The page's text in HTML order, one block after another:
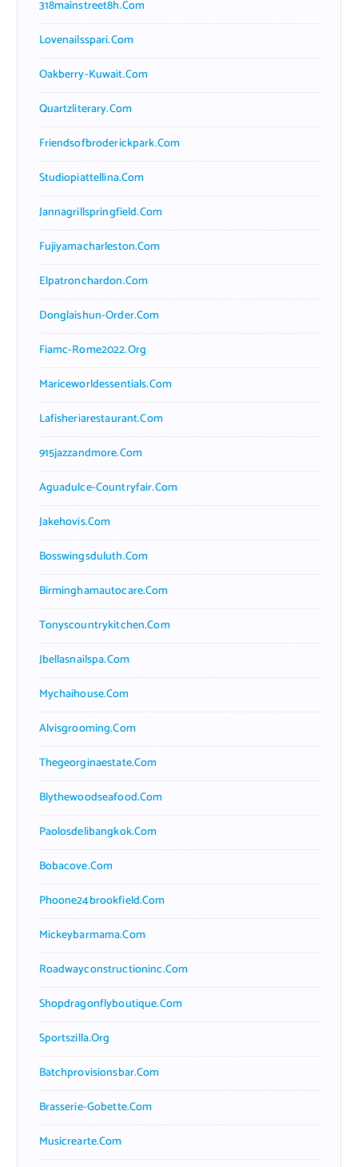
318mainstreet8h.com
Lovenailsspari.com
Oakberry-Kuwait.com
Quartzliterary.com
Friendsofbroderickpark.com
Studiopiattellina.com
Jannagrillspringfield.com
Fujiyamacharleston.com
Elpatronchardon.com
Donglaishun-Order.com
Fiamc-Rome2022.org
Mariceworldessentials.com
Lafisheriarestaurant.com
915jazzandmore.com
Aguadulce-Countryfair.com
Jakehovis.com
Bosswingsduluth.com
Birminghamautocare.com
Tonyscountrykitchen.com
Jbellasnailspa.com
Mychaihouse.com
Alvisgrooming.com
Thegeorginaestate.com
Blythewoodseafood.com
Paolosdelibangkok.com
Bobacove.com
Phoone24brookfield.com
Mickeybarmama.com
Roadwayconstructioninc.com
Shopdragonflyboutique.com
Sportszilla.org
Batchprovisionsbar.com
Brasserie-Gobette.com
Musicrearte.com